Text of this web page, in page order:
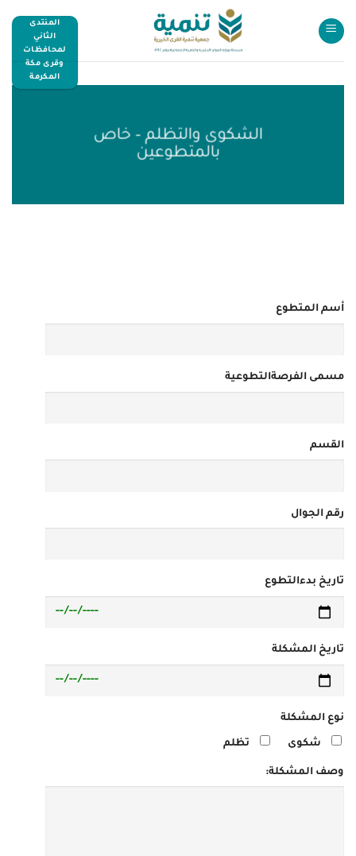
المنتدى
الثاني
لمحافظات
وقرى مكة
المكرمة
الشكوى والتظلم – خاص
بالمتطوعين
أسم المتطوع
مسمى الفرصةالتطوعية
القسم
رقم الجوال
تاريخ بدءالتطوع
تاريخ المشكلة
نوع المشكلة
شكوى تظلم
وصف المشكلة: